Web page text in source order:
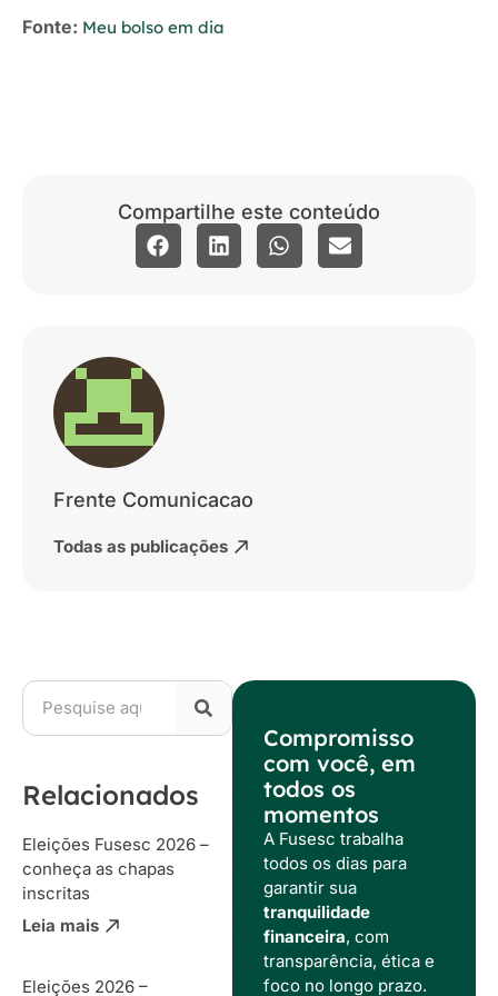
Fonte: Meu bolso em dia
Compartilhe este conteúdo
Frente Comunicacao
Todas as publicações
Relacionados
Eleições Fusesc 2026 –
conheça as chapas
inscritas
Leia mais
Eleições 2026 –
Compromisso
com você, em
todos os
momentos
A Fusesc trabalha
todos os dias para
garantir sua
tranquilidade
financeira, com
transparência, ética e
foco no longo prazo.